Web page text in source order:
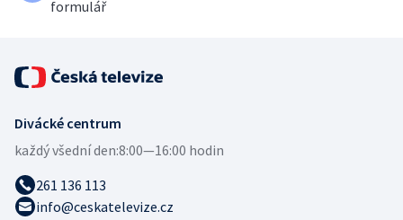
formulář
Divácké centrum
každý všední den:8:00—16:00 hodin
261 136 113
info@ceskatelevize.cz